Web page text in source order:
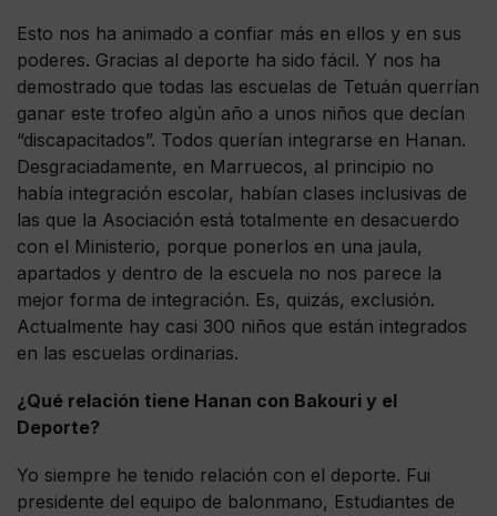
Esto nos ha animado a confiar más en ellos y en sus
poderes. Gracias al deporte ha sido fácil. Y nos ha
demostrado que todas las escuelas de Tetuán querrían
ganar este trofeo algún año a unos niños que decían
“discapacitados”. Todos querían integrarse en Hanan.
Desgraciadamente, en Marruecos, al principio no
había integración escolar, habían clases inclusivas de
las que la Asociación está totalmente en desacuerdo
con el Ministerio, porque ponerlos en una jaula,
apartados y dentro de la escuela no nos parece la
mejor forma de integración. Es, quizás, exclusión.
Actualmente hay casi 300 niños que están integrados
en las escuelas ordinarias.
¿Qué relación tiene Hanan con Bakouri y el
Deporte?
Yo siempre he tenido relación con el deporte. Fui
presidente del equipo de balonmano, Estudiantes de